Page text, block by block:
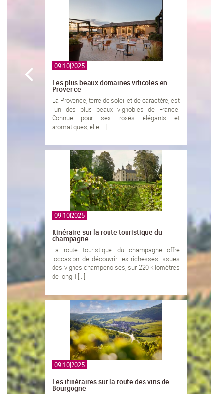
09|10|2025
Les plus beaux domaines viticoles en
Provence
La Provence, terre de soleil et de caractère, est
l’un des plus beaux vignobles de France.
Connue pour ses rosés élégants et
aromatiques, elle[...]
09|10|2025
Itinéraire sur la route touristique du
champagne
La route touristique du champagne offre
l’occasion de découvrir les richesses issues
des vignes champenoises, sur 220 kilomètres
de long. Il[...]
09|10|2025
Les itinéraires sur la route des vins de
Bourgogne